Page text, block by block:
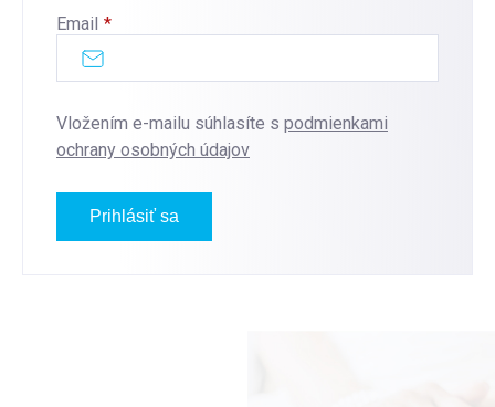
Email
Vložením e-mailu súhlasíte s podmienkami
ochrany osobných údajov
Prihlásiť sa